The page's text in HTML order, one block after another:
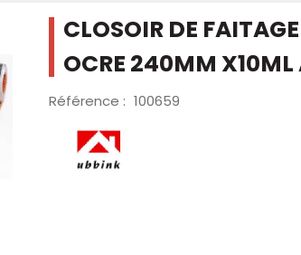
CLOSOIR DE
OCRE 240MM X10ML
Référence : 100659